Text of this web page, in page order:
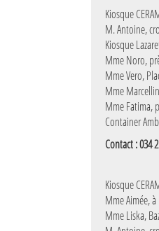
Connexion
Identifiant oublié ?
Mot de passe oublié ?
Kiosque
M. Antoine,
Kiosque
Mme Noro,
Mme Vero,
Mme
Mme Fatima,
Container
Contact : 034
Kiosque
Mme Aimée,
Mme Liska,